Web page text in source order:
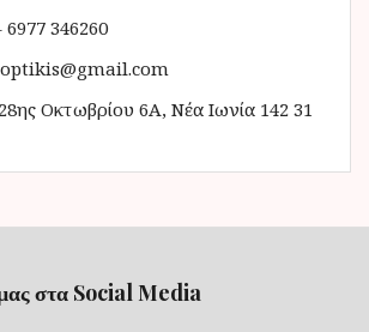
6977 346260
28ης Οκτωβρίου 6Α, Νέα Ιωνία 142 31
στα Social Media